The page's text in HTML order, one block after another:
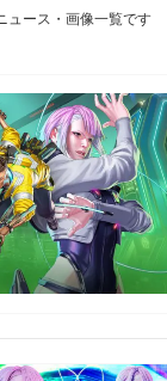
ュース・画像一覧です